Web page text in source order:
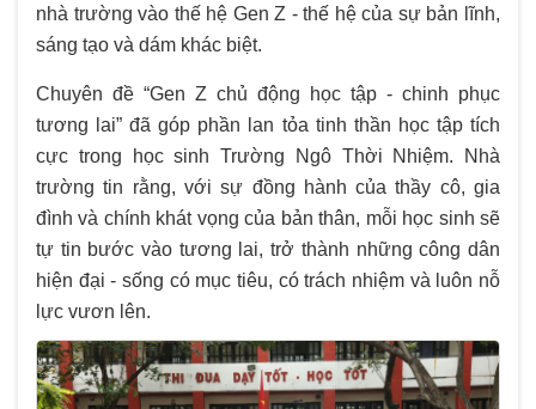
nhà trường vào thế hệ Gen Z - thế hệ của sự bản lĩnh,
sáng tạo và dám khác biệt.
Chuyên đề “Gen Z chủ động học tập - chinh phục
tương lai” đã góp phần lan tỏa tinh thần học tập tích
cực trong học sinh Trường Ngô Thời Nhiệm. Nhà
trường tin rằng, với sự đồng hành của thầy cô, gia
đình và chính khát vọng của bản thân, mỗi học sinh sẽ
tự tin bước vào tương lai, trở thành những công dân
hiện đại - sống có mục tiêu, có trách nhiệm và luôn nỗ
lực vươn lên.